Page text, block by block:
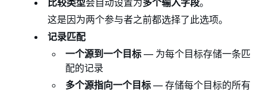
这是因为两个参与者之前都选择了此选项。
记录匹配
一个源到一个目标 — 为每个目标存储一条匹
配的记录
多个源指向一个目标 — 存储每个目标的所有